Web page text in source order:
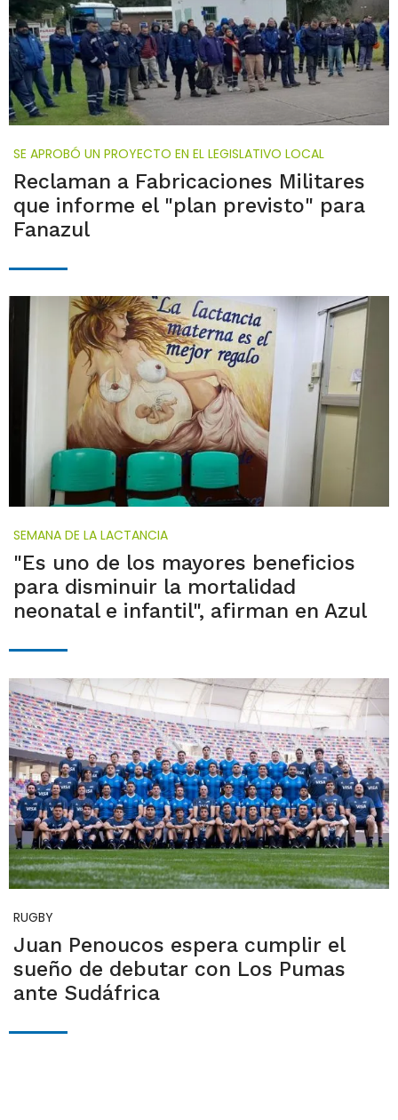
SE APROBÓ UN PROYECTO EN EL LEGISLATIVO LOCAL
Reclaman a Fabricaciones Militares
que informe el "plan previsto" para
Fanazul
SEMANA DE LA LACTANCIA
"Es uno de los mayores beneficios
para disminuir la mortalidad
neonatal e infantil", afirman en Azul
RUGBY
Juan Penoucos espera cumplir el
sueño de debutar con Los Pumas
ante Sudáfrica